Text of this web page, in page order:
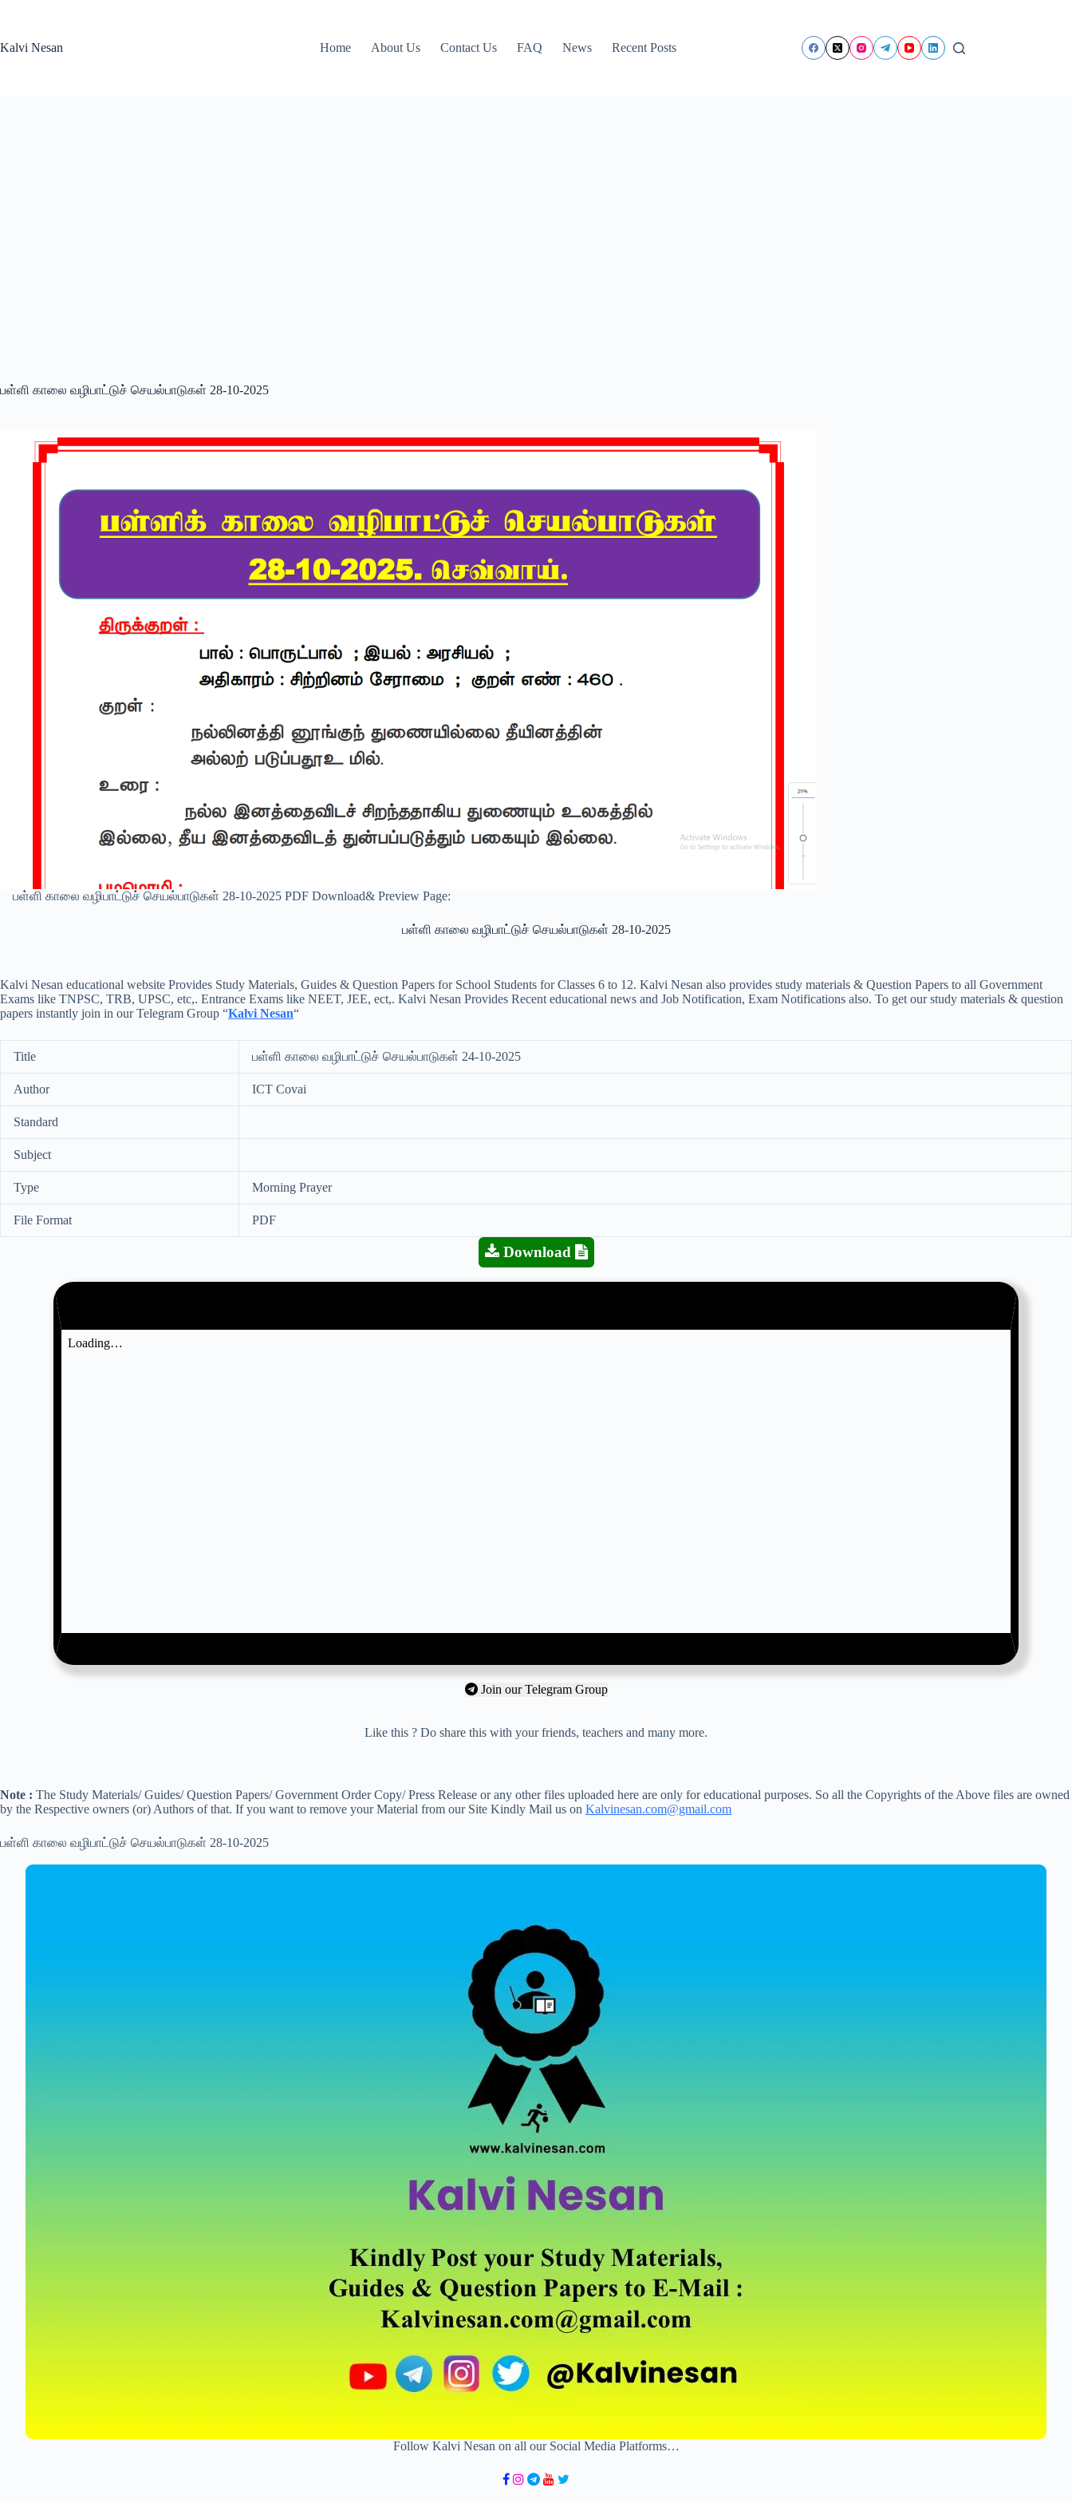
Kalvi Nesan
Home About Us Contact Us FAQ News Recent Posts
பள்ளி காலை வழிபாட்டுச் செயல்பாடுகள் 28-10-2025
பள்ளி காலை வழிபாட்டுச் செயல்பாடுகள் 28-10-2025 PDF Download& Preview Page:
பள்ளி காலை வழிபாட்டுச் செயல்பாடுகள் 28-10-2025
Kalvi Nesan educational website Provides Study Materials, Guides & Question Papers for School Students for Classes 6 to 12. Kalvi Nesan also provides study materials & Question Papers to all Government
Exams like TNPSC, TRB, UPSC, etc,. Entrance Exams like NEET, JEE, ect,. Kalvi Nesan Provides Recent educational news and Job Notification, Exam Notifications also. To get our study materials & question
papers instantly join in our Telegram Group “Kalvi Nesan“
Title பள்ளி காலை வழிபாட்டுச் செயல்பாடுகள் 24-10-2025
Author ICT Covai
Standard
Subject
Type Morning Prayer
File Format PDF
Download
Join our Telegram Group
Like this ? Do share this with your friends, teachers and many more.
Note : The Study Materials/ Guides/ Question Papers/ Government Order Copy/ Press Release or any other files uploaded here are only for educational purposes. So all the Copyrights of the Above files are owned
by the Respective owners (or) Authors of that. If you want to remove your Material from our Site Kindly Mail us on Kalvinesan.com@gmail.com
பள்ளி காலை வழிபாட்டுச் செயல்பாடுகள் 28-10-2025
Follow Kalvi Nesan on all our Social Media Platforms…